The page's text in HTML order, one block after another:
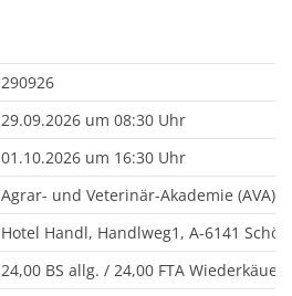
290926
29.09.2026 um 08:30 Uhr
01.10.2026 um 16:30 Uhr
Agrar- und Veterinär-Akademie (AVA)
Hotel Handl, Handlweg1, A-6141
24,00 BS allg. / 24,00 FTA Wiederkäuer